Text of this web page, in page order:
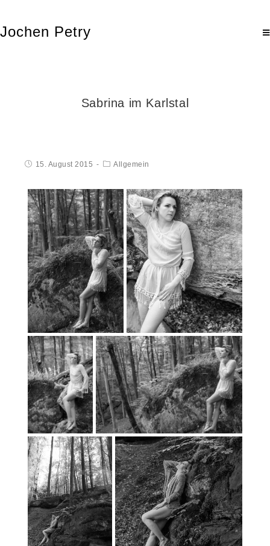
Jochen Petry
Sabrina im Karlstal
15. August 2015 Allgemein